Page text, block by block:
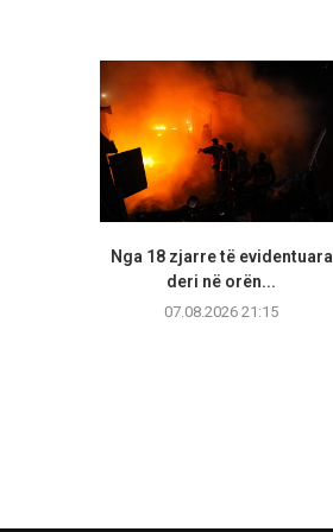
Nga 18 zjarre të evidentuara
deri në orën...
07.08.2026 21:15